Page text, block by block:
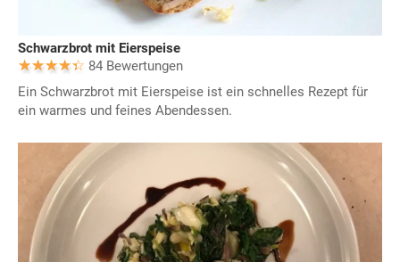
Schwarzbrot mit Eierspeise
84 Bewertungen
Ein Schwarzbrot mit Eierspeise ist ein schnelles Rezept für
ein warmes und feines Abendessen.